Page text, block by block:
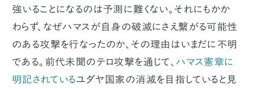
強いることになるのは予測に難くない。それにもかか
わらず、なぜハマスが自身の破滅にさえ繋がる可能性
のある攻撃を行なったのか、その理由はいまだに不明
である。前代未聞のテロ攻撃を通じて、 ハマス憲章に
明記されているユダヤ国家の消滅を目指していると見